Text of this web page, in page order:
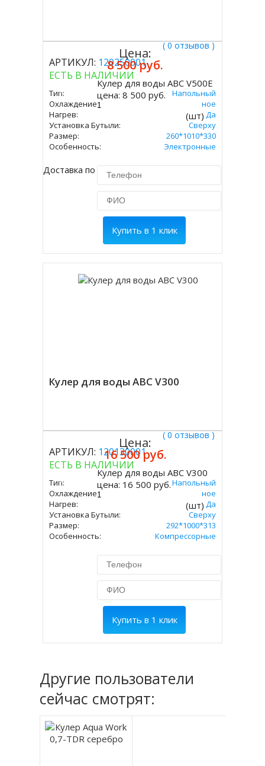
( 0 отзывов )
АРТИКУЛ: 120250001
ЕСТЬ В НАЛИЧИИ
Тип:
Напольный
Охлаждение:
Электронное
Нагрев:
Да
Установка Бутыли:
Сверху
Размер:
260*1010*330
Особенность:
Электронные
Доставка по Москве 450 руб.
Цена:
8 500 руб.
Купить
Кулер для воды ABC V500E
цена:8 500 руб.
(шт)
Купить в 1 клик
Кулер для воды ABC V300
( 0 отзывов )
АРТИКУЛ: 120130001
ЕСТЬ В НАЛИЧИИ
Тип:
Напольный
Охлаждение:
Компрессорное
Нагрев:
Да
Установка Бутыли:
Сверху
Размер:
292*1000*313
Особенность:
Компрессорные
Цена:
16 500 руб.
Купить
Кулер для воды ABC V300
цена: 16 500 руб.
(шт)
Купить в 1 клик
Другие пользователи
сейчас смотрят: